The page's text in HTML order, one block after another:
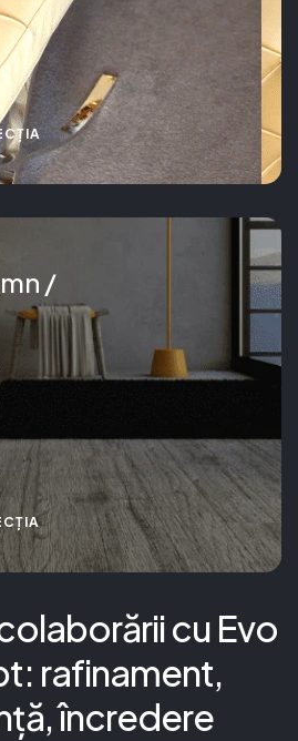
/
cu Evo
rafinament,
încredere